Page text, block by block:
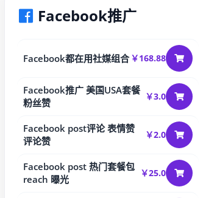
Facebook推广
Facebook都在用社媒组合 ￥168.88
Facebook推广 美国USA套餐
粉丝赞
￥3.0
Facebook post评论 表情赞
评论赞
￥2.0
Facebook post 热门套餐包
reach 曝光
￥25.0